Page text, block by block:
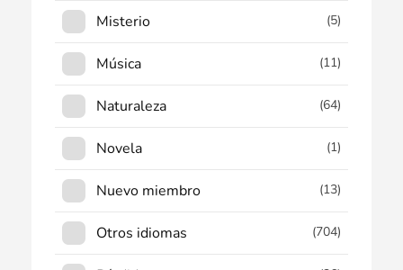
Misterio (5)
Música (11)
Naturaleza (64)
Novela (1)
Nuevo miembro (13)
Otros idiomas (704)